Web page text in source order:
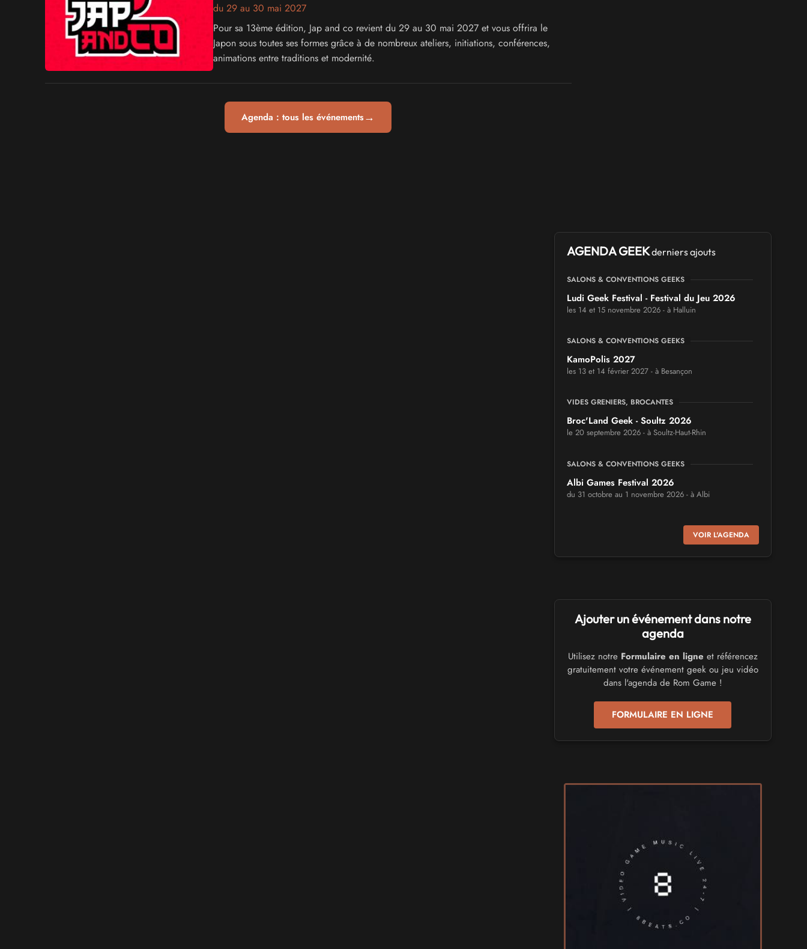
du 29 au 30 mai 2027
Pour sa 13ème édition, Jap and co revient du 29 au 30 mai 2027 et vous offrira le
Japon sous toutes ses formes grâce à de nombreux ateliers, initiations, conférences,
animations entre traditions et modernité.
Agenda : tous les événements→
AGENDA GEEKderniers ajouts
SALONS & CONVENTIONS GEEKS
Ludi Geek Festival - Festival du Jeu 2026
les 14 et 15 novembre 2026 - à Halluin
SALONS & CONVENTIONS GEEKS
KamoPolis 2027
les 13 et 14 février 2027 - à Besançon
VIDES GRENIERS, BROCANTES
Broc'Land Geek - Soultz 2026
le 20 septembre 2026 - à Soultz-Haut-Rhin
SALONS & CONVENTIONS GEEKS
Albi Games Festival 2026
du 31 octobre au 1 novembre 2026 - à Albi
SALONS & CONVENTIONS GEEKS
Virtual Calais - salon du jeu vidéo et des
loisirs numériques 2026
SALONS & CONVENTIONS GEEKS
Trolls et Légendes 2027
du 26 au 28 mars 2027 - à Mons
CULTURE JAPONAISE ET OTAKU
Mang'Azur 2027
les 24 et 25 avril 2027 - à Toulon
SALONS & CONVENTIONS GEEKS
Play Azur Festival 2027
SALONS & CONVENTIONS GEEKS
VIDES GRENIERS, BROCANTES
Broc'Land Geek Reims 2026
le 27 septembre 2026 - à Reims
CULTURE JAPONAISE ET OTAKU
VOIR L'AGENDA
Ajouter un événement dans notre
agenda
Utilisez notre Formulaire en ligne et référencez
gratuitement votre événement geek ou jeu vidéo
dans l'agenda de Rom Game !
FORMULAIRE EN LIGNE